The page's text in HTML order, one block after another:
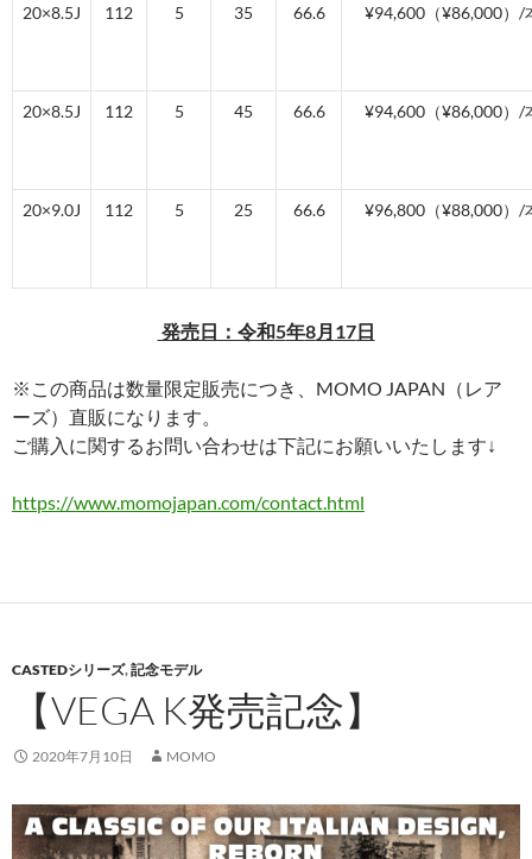
20×8.5J 112 5 35 66.6 ¥94,600（¥86,000）/
20×8.5J 112 5 45 66.6 ¥94,600（¥86,000）/
20×9.0J 112 5 25 66.6 ¥96,800（¥88,000）/
発売日：令和5年8月 17日
※この商品は数量限定販売につき、MOMO JAPAN（レア
ーズ）直販になります。
ご購入に関するお問い合わせは下記にお願いいたします↓
https://www.momojapan.com/contact.html
CASTEDシリーズ,記念モデル
【VEGA K発売記念】
2020年7月10日 MOMO